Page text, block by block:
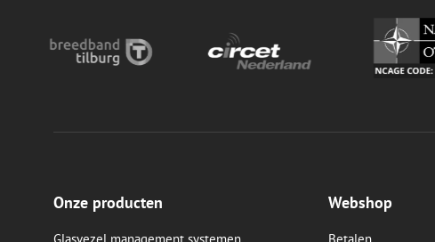
Onze producten Webshop